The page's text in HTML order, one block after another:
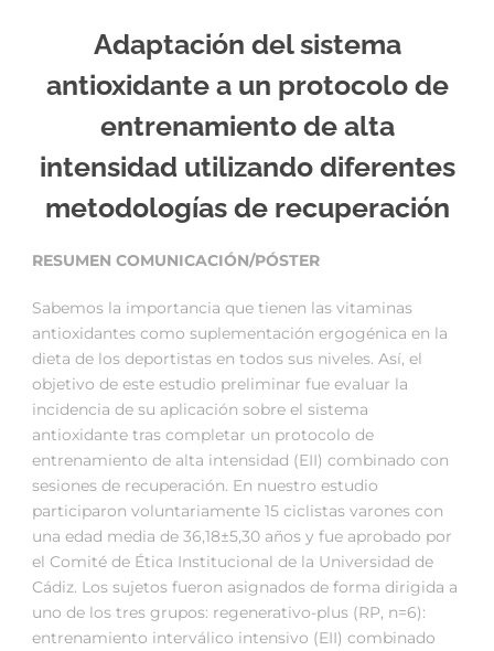
Adaptación del sistema
antioxidante a un protocolo de
entrenamiento de alta
intensidad utilizando diferentes
metodologías de recuperación
RESUMEN COMUNICACIÓN/PÓSTER
Sabemos la importancia que tienen las vitaminas
antioxidantes como suplementación ergogénica en la
dieta de los deportistas en todos sus niveles. Así, el
objetivo de este estudio preliminar fue evaluar la
incidencia de su aplicación sobre el sistema
antioxidante tras completar un protocolo de
entrenamiento de alta intensidad (EII) combinado con
sesiones de recuperación. En nuestro estudio
participaron voluntariamente 15 ciclistas varones con
una edad media de 36,18±5,30 años y fue aprobado por
el Comité de Ética Institucional de la Universidad de
Cádiz. Los sujetos fueron asignados de forma dirigida a
uno de los tres grupos: regenerativo-plus (RP, n=6):
entrenamiento interválico intensivo (EII) combinado